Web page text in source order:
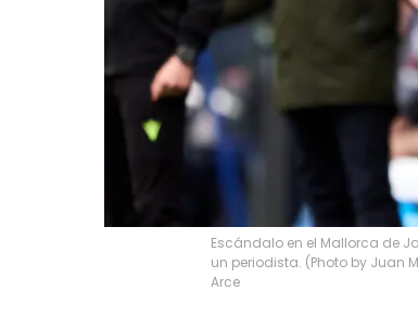
Escándalo en el Mallorca de
un periodista. (Photo by Juan
Arce